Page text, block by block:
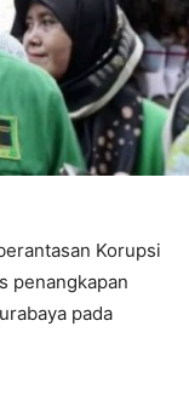
Korupsi
penangkapan
pada